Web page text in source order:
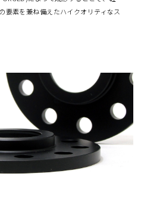
要素を兼ね備えたハイクオリティなス